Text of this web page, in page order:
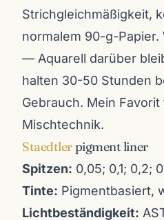
Strichgleichmäßigkeit,
normalem 90-g-Papier.
— Aquarell darüber
halten 30-50 Stunden
Gebrauch. Mein
Mischtechnik.
Staedtlerpigment liner
Spitzen: 0,05; 0,1; 0,2;
Tinte: Pigmentbasiert,
Lichtbeständigkeit: